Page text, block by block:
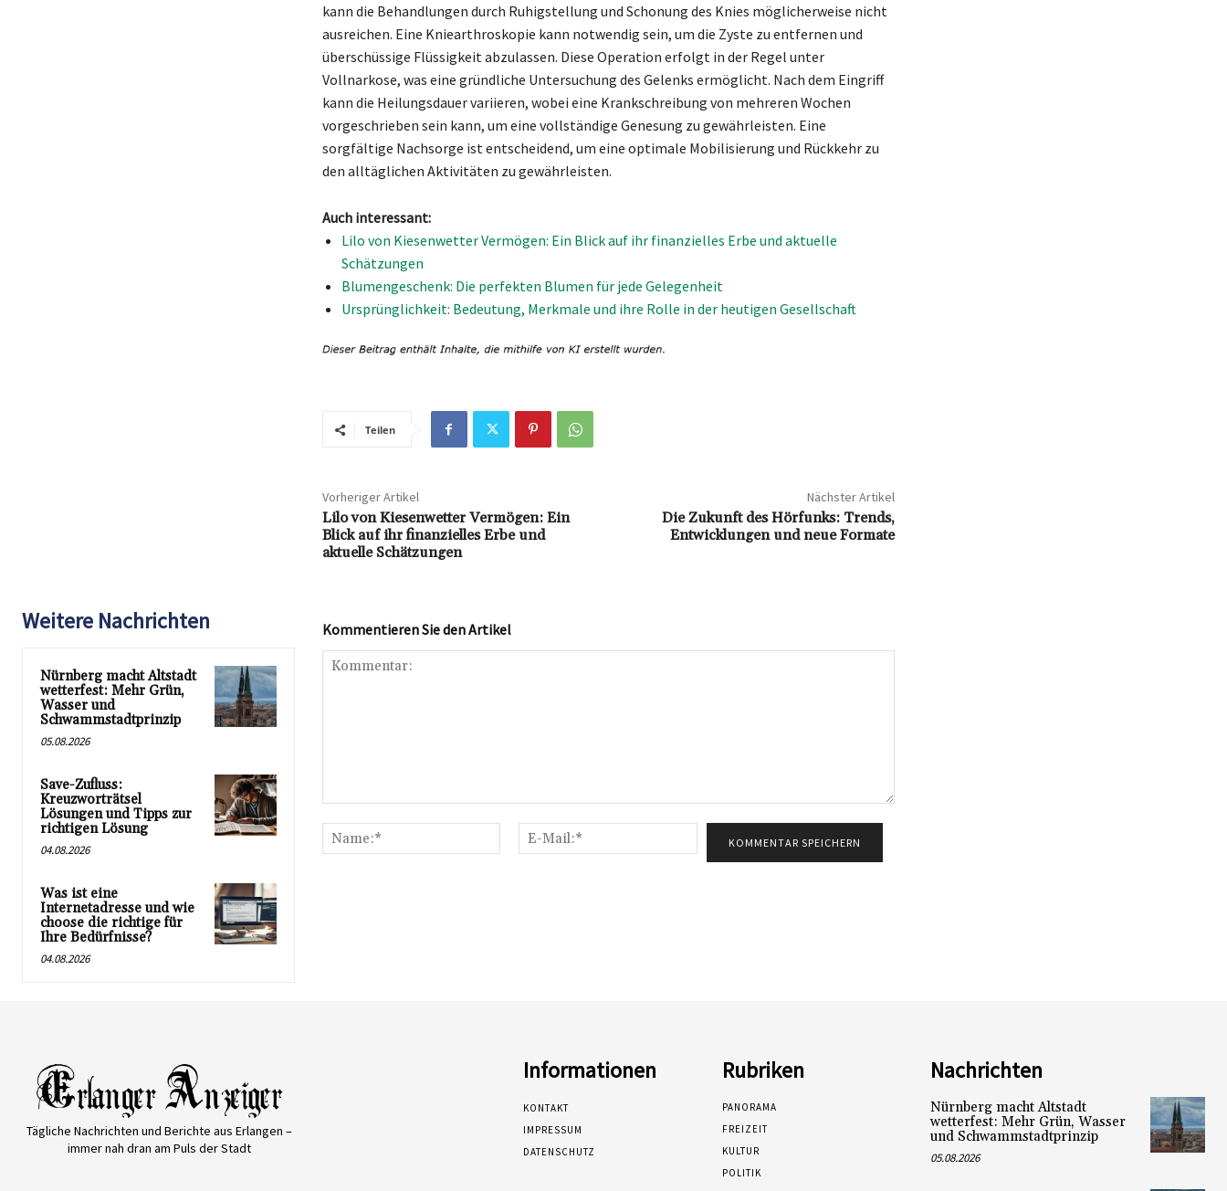
kann die Behandlungen durch Ruhigstellung und Schonung des Knies möglicherweise nicht
ausreichen. Eine Kniearthroskopie kann notwendig sein, um die Zyste zu entfernen und
überschüssige Flüssigkeit abzulassen. Diese Operation erfolgt in der Regel unter
Vollnarkose, was eine gründliche Untersuchung des Gelenks ermöglicht. Nach dem Eingriff
kann die Heilungsdauer variieren, wobei eine Krankschreibung von mehreren Wochen
vorgeschrieben sein kann, um eine vollständige Genesung zu gewährleisten. Eine
sorgfältige Nachsorge ist entscheidend, um eine optimale Mobilisierung und Rückkehr zu
den alltäglichen Aktivitäten zu gewährleisten.
Auch interessant:
Lilo von Kiesenwetter Vermögen: Ein Blick auf ihr finanzielles Erbe und aktuelle
Schätzungen
Blumengeschenk: Die perfekten Blumen für jede Gelegenheit
Ursprünglichkeit: Bedeutung, Merkmale und ihre Rolle in der heutigen Gesellschaft
Teilen
Vorheriger Artikel
Lilo von Kiesenwetter Vermögen: Ein
Blick auf ihr finanzielles Erbe und
aktuelle Schätzungen
Nächster Artikel
Die Zukunft des Hörfunks: Trends,
Entwicklungen und neue Formate
Weitere Nachrichten
Nürnberg macht Altstadt
wetterfest: Mehr Grün,
Wasser und
Schwammstadtprinzip
05.08.2026
Save-Zufluss:
Kreuzworträtsel
Lösungen und Tipps zur
richtigen Lösung
04.08.2026
Was ist eine
Internetadresse und wie
choose die richtige für
Ihre Bedürfnisse?
04.08.2026
Kommentieren Sie den Artikel
Name:*
Mail:*
Tägliche Nachrichten und Berichte aus Erlangen –
immer nah dran am Puls der Stadt
Informationen
KONTAKT
IMPRESSUM
DATENSCHUTZ
Rubriken
PANORAMA
FREIZEIT
KULTUR
POLITIK
Nachrichten
Nürnberg macht Altstadt
wetterfest: Mehr Grün, Wasser
und Schwammstadtprinzip
05.08.2026